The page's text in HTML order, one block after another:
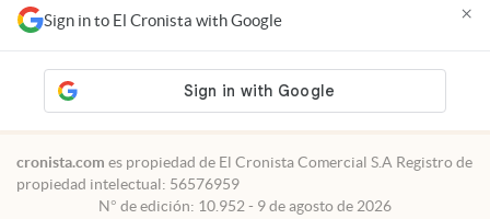
Sign in to El Cronista with Google ×
Todos los derechos reservados
Privacidad
Consentimiento
Tel:+54 11 7078-3270
cronista.com es propiedad de El Cronista Comercial S.A Registro de
propiedad intelectual: 56576959
N° de edición: 10.952 - 9 de agosto de 2026